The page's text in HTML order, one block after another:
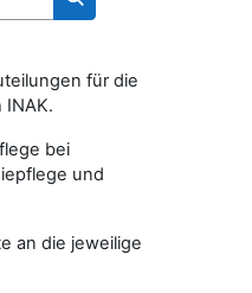
Search courses
für die
INAK.
bei
und
an die jeweilige